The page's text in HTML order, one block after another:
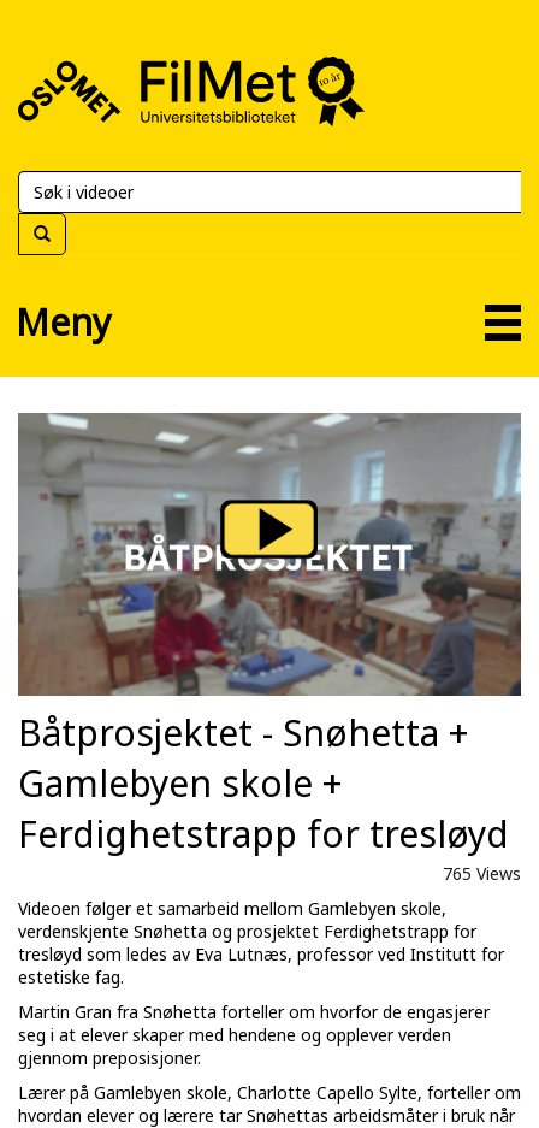
FilMet
Universitetsbiblioteket
Meny
Båtprosjektet - Snøhetta +
Gamlebyen skole +
Ferdighetstrapp for tresløyd
765 Views
Videoen følger et samarbeid mellom Gamlebyen skole,
verdenskjente Snøhetta og prosjektet Ferdighetstrapp for
tresløyd som ledes av Eva Lutnæs, professor ved Institutt for
estetiske fag.
Martin Gran fra Snøhetta forteller om hvorfor de engasjerer
seg i at elever skaper med hendene og opplever verden
gjennom preposisjoner.
Lærer på Gamlebyen skole, Charlotte Capello Sylte, forteller om
hvordan elever og lærere tar Snøhettas arbeidsmåter i bruk når